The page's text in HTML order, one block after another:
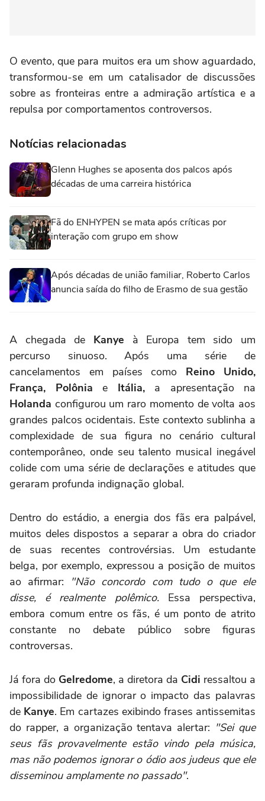
O evento, que para muitos era um show aguardado,
transformou-se em um catalisador de discussões
sobre as fronteiras entre a admiração artística e a
repulsa por comportamentos controversos.
Notícias relacionadas
Glenn Hughes se aposenta dos palcos após
décadas de uma carreira histórica
Fã do ENHYPEN se mata após críticas por
interação com grupo em show
Após décadas de união familiar, Roberto Carlos
anuncia saída do filho de Erasmo de sua gestão
A chegada de Kanye à Europa tem sido um
percurso sinuoso. Após uma série de
cancelamentos em países como Reino Unido,
França, Polônia e Itália,a apresentação na
Holanda configurou um raro momento de volta aos
grandes palcos ocidentais. Este contexto sublinha a
complexidade de sua figura no cenário cultural
contemporâneo, onde seu talento musical inegável
colide com uma série de declarações e atitudes que
geraram profunda indignação global.
Dentro do estádio, a energia dos fãs era palpável,
muitos deles dispostos a separar a obra do criador
de suas recentes controvérsias. Um estudante
belga, por exemplo, expressou a posição de muitos
ao afirmar:
"Não concordo com tudo o que ele
disse, é realmente polêmico. Essa perspectiva,
embora comum entre os fãs, é um ponto de atrito
constante no debate público sobre figuras
controversas.
Já fora do Gelredome, a diretora da Cidi ressaltou a
impossibilidade de ignorar o impacto das palavras
de Kanye. Em cartazes exibindo frases antissemitas
do rapper, a organização tentava alertar: "Sei que
seus fãs provavelmente estão vindo pela música,
mas não podemos ignorar o ódio aos judeus que ele
disseminou amplamente no passado".